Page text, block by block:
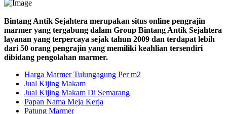
Bintang Antik Sejahtera merupakan situs online pengrajin
marmer yang tergabung dalam Group Bintang Antik Sejahtera
layanan yang terpercaya sejak tahun 2009 dan terdapat lebih
dari 50 orang pengrajin yang memiliki keahlian tersendiri
dibidang pengolahan marmer.
Harga Marmer Tulungagung Per m2
Jual Kijing Makam
Jual Kijing Makam Di Semarang
Papan Nama Meja Kerja
Patung Marmer